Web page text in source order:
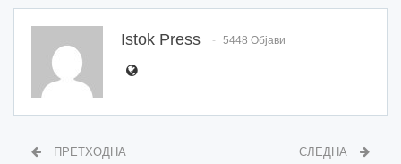
Istok Press 5448 Објави
ПРЕТХОДНА СЛЕДНА